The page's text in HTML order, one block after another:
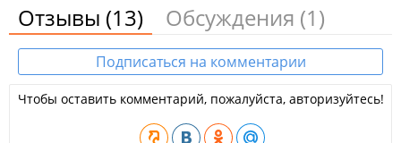
Заправка автокондиционеров;
Замена топливного и масляного фильтра;
Замена антифриза;
Замена трансмиссии;
Замена декстрона;
Замена свечей;
Замена тормозной жидкости;
Замена жидкости в гидроусилителе руля.
Отзывы (13) Обсуждения (1)
Подписаться на комментарии
Чтобы оставить комментарий, пожалуйста, авторизуйтесь!